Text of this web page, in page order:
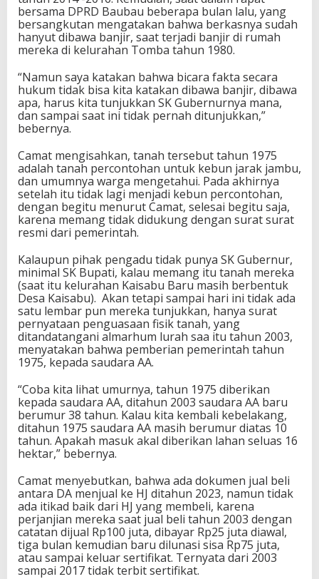
bersama DPRD Baubau beberapa bulan lalu, yang
bersangkutan mengatakan bahwa berkasnya sudah
hanyut dibawa banjir, saat terjadi banjir di rumah
mereka di kelurahan Tomba tahun 1980.
“Namun saya katakan bahwa bicara fakta secara
hukum tidak bisa kita katakan dibawa banjir, dibawa
apa, harus kita tunjukkan SK Gubernurnya mana,
dan sampai saat ini tidak pernah ditunjukkan,”
bebernya.
Camat mengisahkan, tanah tersebut tahun 1975
adalah tanah percontohan untuk kebun jarak jambu,
dan umumnya warga mengetahui. Pada akhirnya
setelah itu tidak lagi menjadi kebun percontohan,
dengan begitu menurut Camat, selesai begitu saja,
karena memang tidak didukung dengan surat surat
resmi dari pemerintah.
Kalaupun pihak pengadu tidak punya SK Gubernur,
minimal SK Bupati, kalau memang itu tanah mereka
(saat itu kelurahan Kaisabu Baru masih berbentuk
Desa Kaisabu). Akan tetapi sampai hari ini tidak ada
satu lembar pun mereka tunjukkan, hanya surat
pernyataan penguasaan fisik tanah, yang
ditandatangani almarhum lurah saa itu tahun 2003,
menyatakan bahwa pemberian pemerintah tahun
1975, kepada saudara AA.
“Coba kita lihat umurnya, tahun 1975 diberikan
kepada saudara AA, ditahun 2003 saudara AA baru
berumur 38 tahun. Kalau kita kembali kebelakang,
ditahun 1975 saudara AA masih berumur diatas 10
tahun. Apakah masuk akal diberikan lahan seluas 16
hektar,” bebernya.
Camat menyebutkan, bahwa ada dokumen jual beli
antara DA menjual ke HJ ditahun 2023, namun tidak
ada itikad baik dari HJ yang membeli, karena
perjanjian mereka saat jual beli tahun 2003 dengan
catatan dijual Rp100 juta, dibayar Rp25 juta diawal,
tiga bulan kemudian baru dilunasi sisa Rp75 juta,
atau sampai keluar sertifikat. Ternyata dari 2003
sampai 2017 tidak terbit sertifikat.